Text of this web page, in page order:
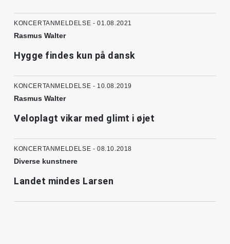
KONCERTANMELDELSE - 01.08.2021
Rasmus Walter
Hygge findes kun på dansk
KONCERTANMELDELSE - 10.08.2019
Rasmus Walter
Veloplagt vikar med glimt i øjet
KONCERTANMELDELSE - 08.10.2018
Diverse kunstnere
Landet mindes Larsen